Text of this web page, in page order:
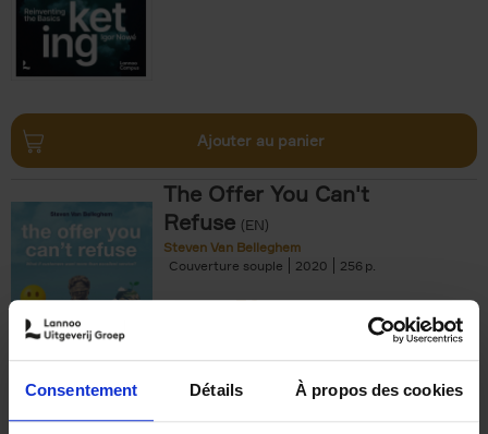
Consentement Détails À propos des cookies
Ajouter au panier
The Offer You Can't
Refuse (EN)
Steven Van Belleghem
Couverture souple
2020 256
€37,50